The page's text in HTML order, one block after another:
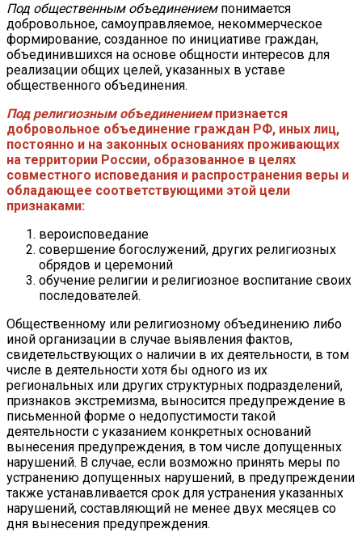
Под общественным объединением понимается
добровольное, самоуправляемое, некоммерческое
формирование, созданное по инициативе граждан,
объединившихся на основе общности интересов для
реализации общих целей, указанных в уставе
общественного объединения.
Под религиозным объединениемпризнается
добровольное объединение граждан РФ, иных лиц,
постоянно и на законных основаниях проживающих
на территории России, образованное в целях
совместного исповедания и распространения веры и
обладающее соответствующими этой цели
признаками:
вероисповедание
совершение богослужений, других религиозных
обрядов и церемоний
обучение религии и религиозное воспитание своих
последователей.
Общественному или религиозному объединению либо
иной организации в случае выявления фактов,
свидетельствующих о наличии в их деятельности, в том
числе в деятельности хотя бы одного из их
региональных или других структурных подразделений,
признаков экстремизма, выносится предупреждение в
письменной форме о недопустимости такой
деятельности с указанием конкретных оснований
вынесения предупреждения, в том числе допущенных
нарушений. В случае, если возможно принять меры по
устранению допущенных нарушений, в предупреждении
также устанавливается срок для устранения указанных
нарушений, составляющий не менее двух месяцев со
дня вынесения предупреждения.